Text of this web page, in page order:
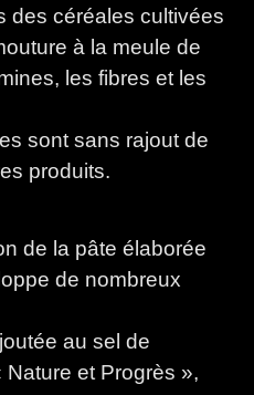
des céréales cultivées
à la meule de
les fibres et les
sont sans rajout de
produits.
de la pâte élaborée
de nombreux
au sel de
et Progrès »,